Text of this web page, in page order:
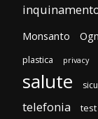
Monsanto
plastica privacy
salute
telefonia test